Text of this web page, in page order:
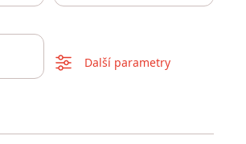
Další parametry